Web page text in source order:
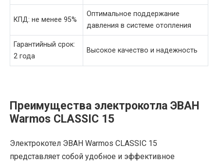
КПД: не менее 95%
Оптимальное поддержание
давления в системе отопления
Гарантийный срок:
2 года
Высокое качество и надежность
Преимущества электрокотла ЭВАН
Warmos CLASSIC 15
Электрокотел ЭВАН Warmos CLASSIC 15
представляет собой удобное и эффективное